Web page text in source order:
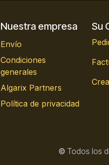
Nuestra empresa
Envío
Condiciones
generales
Algarix Partners
Política de privacidad
© Todos los
Su